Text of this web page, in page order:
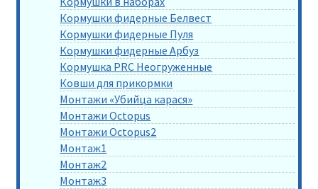
Кормушки фидерные Белвест
Кормушки фидерные Пуля
Кормушки фидерные Арбуз
Кормушка PRC Неогруженные
Ковши для прикормки
Монтажи «Убийца карася»
Монтажи Octopus
Монтажи Octopus2
Монтаж1
Монтаж2
Монтаж3